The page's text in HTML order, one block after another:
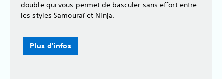
double qui vous permet de basculer sans effort entre
les styles Samouraï et Ninja.
Plus d'infos